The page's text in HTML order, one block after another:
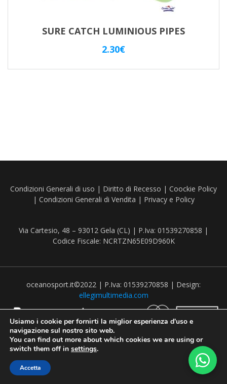
SURE CATCH LUMINIOUS PIPES
2.30€
Condizioni Generali di uso | Diritto di Recesso | Coockie Policy
| Condizioni Generali di Vendita | Privacy e Policy
Via Cartesio, 48 – 93012 Gela (CL) | P.Iva: 01539270858 |
Codice Fiscale: NCRTZN65E09D960K
oceanosport.it©2022 | P.Iva: 01539270858 | Design:
ellegimultimedia.com
Usiamo i cookie per fornirti la miglior esperienza d'uso e
navigazione sul nostro sito web.
You can find out more about which cookies we are using or
switch them off in settings.
Accetta